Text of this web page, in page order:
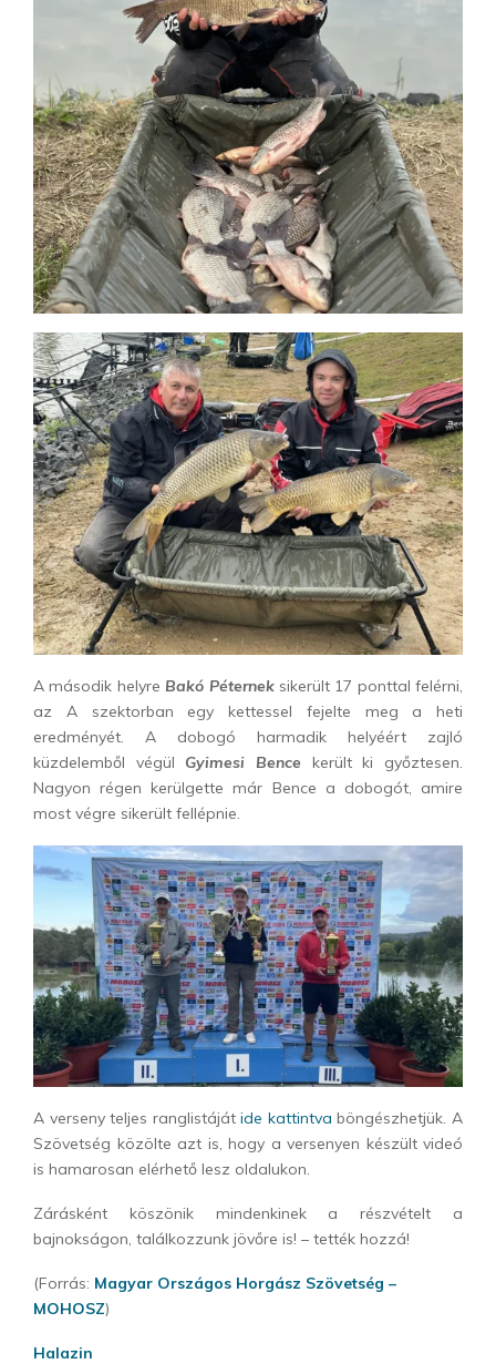
A második helyre Bakó Péterneksikerült 17 ponttal felérni,
az A szektorban egy kettessel fejelte meg a heti
eredményét. A dobogó harmadik helyéért zajló
küzdelemből végül Gyimesi Bence került ki győztesen.
Nagyon régen kerülgette már Bence a dobogót, amire
most végre sikerült fellépnie.
A verseny teljes ranglistájátide kattintva böngészhetjük. A
Szövetség közölte azt is, hogy a versenyen készült videó
is hamarosan elérhető lesz oldalukon.
Zárásként köszönik mindenkinek a részvételt a
bajnokságon, találkozzunk jövőre is! – tették hozzá!
(Forrás: Magyar Országos Horgász Szövetség –
MOHOSZ)
Halazin